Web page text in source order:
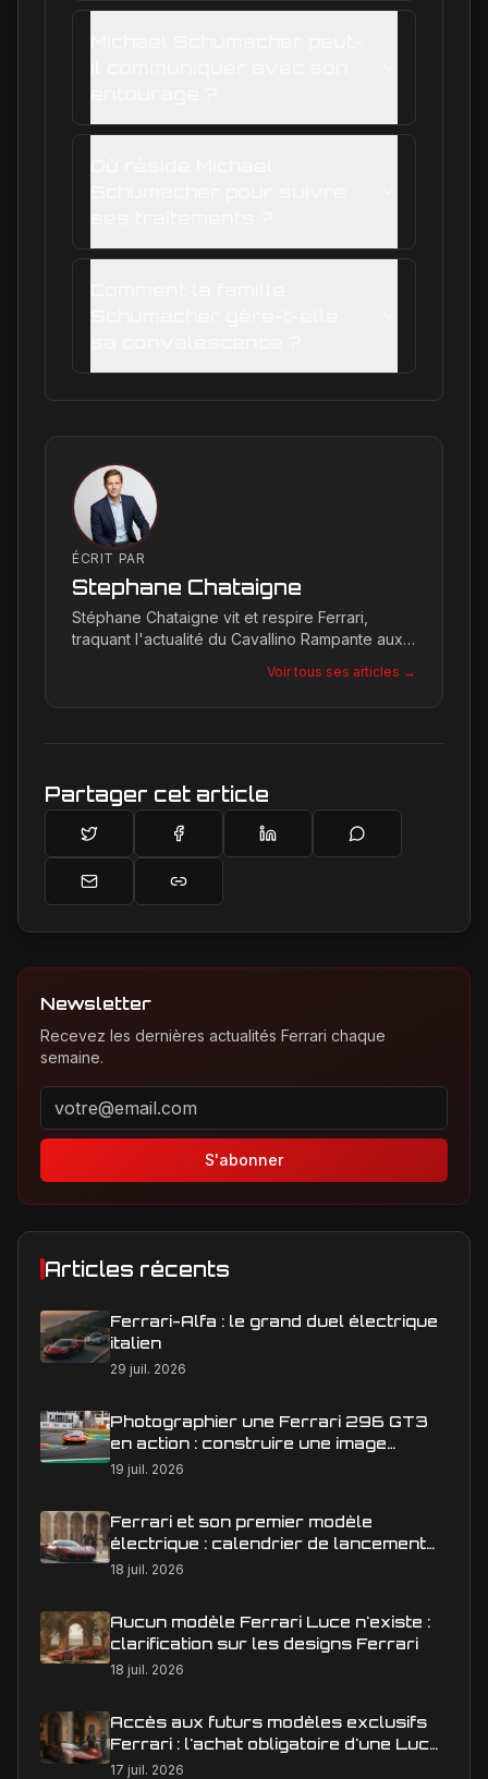
ÉCRIT PAR
Stephane Chataigne
Stéphane Chataigne vit et respire Ferrari,
traquant l'actualité du Cavallino Rampante aux
permet de décrypter les tendances et les
secrets de la marque, offrant une plongée
passionnés.
Voir tous ses articles →
Partager cet article
Newsletter
Recevez les dernières actualités Ferrari chaque
semaine.
Adresse email pour la newsletter
S'abonner
Articles récents
Ferrari-Alfa : le grand duel électrique
italien
29 juil. 2026
Photographier une Ferrari 296 GT3
en action : construire une image
éditoriale qui raconte la course
19 juil. 2026
Ferrari et son premier modèle
électrique : calendrier de lancement
en Europe
18 juil. 2026
Aucun modèle Ferrari Luce n'existe :
clarification sur les designs Ferrari
18 juil. 2026
Accès aux futurs modèles exclusifs
Ferrari : l'achat obligatoire d'une Luce
est-il une réalité ?
17 juil. 2026